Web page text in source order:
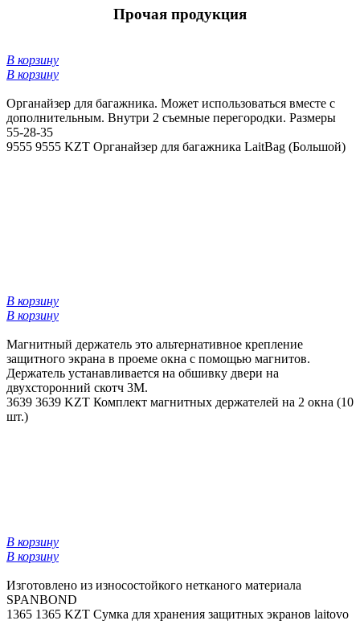
Прочая продукция
В корзину
В корзину
Органайзер для багажника. Может использоваться вместе с
дополнительным. Внутри 2 съемные перегородки. Размеры
55-28-35
9555 9555 KZT Органайзер для багажника LaitBag (Большой)
В корзину
В корзину
Магнитный держатель это альтернативное крепление
защитного экрана в проеме окна с помощью магнитов.
Держатель устанавливается на обшивку двери на
двухсторонний скотч 3М.
3639 3639 KZT Комплект магнитных держателей на 2 окна (10
шт.)
В корзину
В корзину
Изготовлено из износостойкого нетканого материала
SPANBOND
1365 1365 KZT Сумка для хранения защитных экранов laitovo